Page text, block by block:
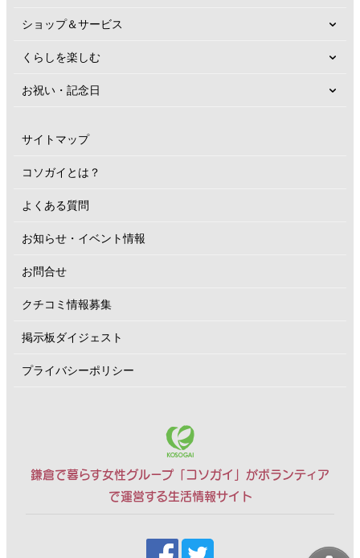
ショップ＆サービス
くらしを楽しむ
お祝い・記念日
サイトマップ
コソガイとは？
よくある質問
お知らせ・イベント情報
お問合せ
クチコミ情報募集
掲示板ダイジェスト
プライバシーポリシー
鎌倉で暮らす女性グループ「コソガイ」がボランティア
で運営する生活情報サイト